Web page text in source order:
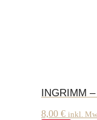
INGRIMM
8,00 € inkl.